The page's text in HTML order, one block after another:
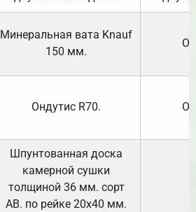
Минеральная вата Knauf
150 мм.
Ондутис R70.
Шпунтованная доска
камерной сушки
толщиной 36 мм. сорт
АВ. по рейке 20х40 мм.